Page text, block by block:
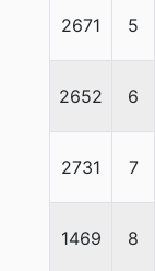
2671 5
2652 6
2731 7
1469 8